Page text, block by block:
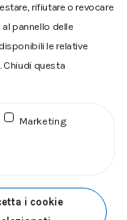
- Capitale
rifiutare o revocare
pannello delle
le relative
Chiudi questa
Marketing
i cookie